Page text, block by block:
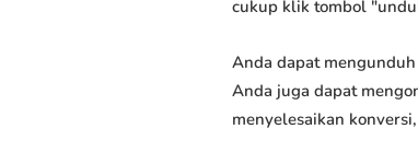
cukup klik tombol
Anda dapat
Anda juga dapat
menyelesaikan